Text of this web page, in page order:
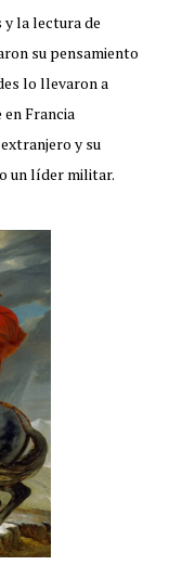
y la lectura de
su pensamiento
lo llevaron a
Francia
y su
un líder militar.